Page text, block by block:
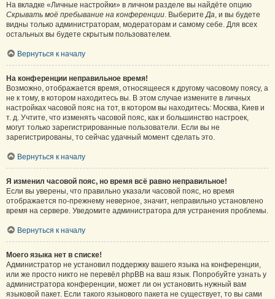
На вкладке «Личные настройки» в личном разделе вы найдёте опцию
Скрывать моё пребывание на конференции. ВыберитеДа, и вы будете
видны только администраторам, модераторам и самому себе. Для всех
остальных вы будете скрытым пользователем.
Вернуться к началу
На конференции неправильное время!
Возможно, отображается время, относящееся к другому часовому поясу, а
не к тому, в котором находитесь вы. В этом случае измените в личных
настройках часовой пояс на тот, в котором вы находитесь: Москва, Киев и
т. д. Учтите, что изменять часовой пояс, как и большинство настроек,
могут только зарегистрированные пользователи. Если вы не
зарегистрированы, то сейчас удачный момент сделать это.
Вернуться к началу
Я изменил часовой пояс, но время всё равно неправильное!
Если вы уверены, что правильно указали часовой пояс, но время
отображается по-прежнему неверное, значит, неправильно установлено
время на сервере. Уведомите администратора для устранения проблемы.
Вернуться к началу
Моего языка нет в списке!
Администратор не установил поддержку вашего языка на конференции,
или же просто никто не перевёл phpBB на ваш язык. Попробуйте узнать у
администратора конференции, может ли он установить нужный вам
языковой пакет. Если такого языкового пакета не существует, то вы сами